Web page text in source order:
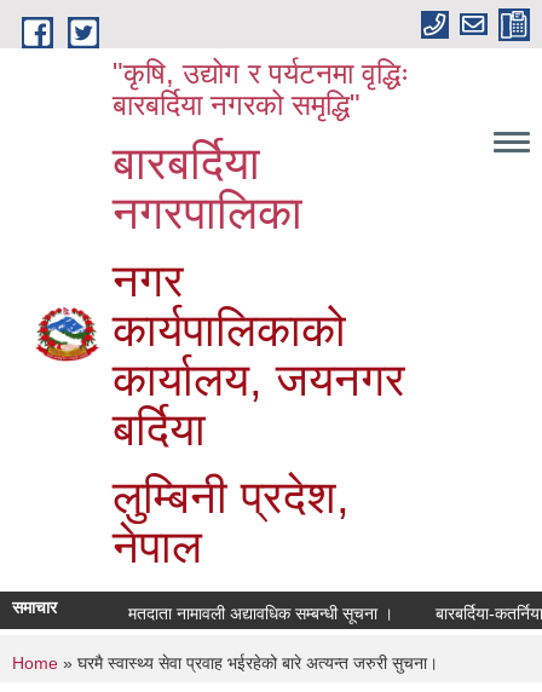
Skip to main content
"कृषि, उद्योग र पर्यटनमा वृद्धिः
बारबर्दिया नगरको समृद्धि"
बारबर्दिया
नगरपालिका
नगर
कार्यपालिकाको
कार्यालय, जयनगर
बर्दिया
लुम्बिनी प्रदेश,
नेपाल
समाचार मतदाता नामावली अद्यावधिक सम्बन्धी सूचना । बारबर्दिया-
You are here
Home » घरमै स्वास्थ्य सेवा प्रवाह भईरहेको बारे अत्यन्त जरुरी सुचना।